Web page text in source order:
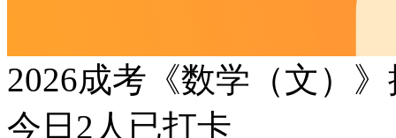
2026成考《数学（文）
今日 2 人已打卡